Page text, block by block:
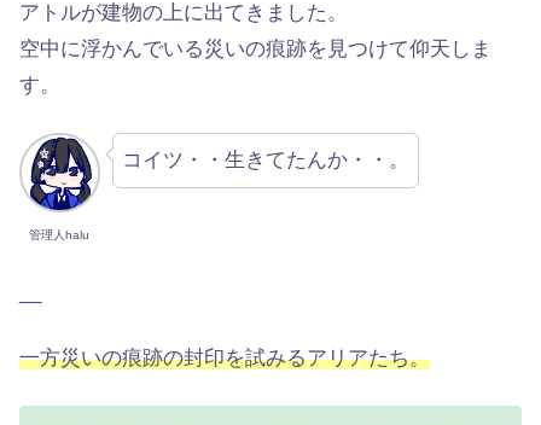
アトルが建物の上に出てきました。
空中に浮かんでいる災いの痕跡を見つけて仰天しま
す。
管理人halu
コイツ・・生きてたんか・・。
一方災いの痕跡の封印を試みるアリアたち。